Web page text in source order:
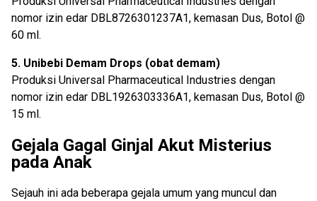
nomor izin edar DBL8726301237A1, kemasan Dus, Botol @
60 ml.
5. Unibebi Demam Drops (obat demam)
Produksi Universal Pharmaceutical Industries dengan
nomor izin edar DBL1926303336A1, kemasan Dus, Botol @
15 ml.
Gejala Gagal Ginjal Akut Misterius
pada Anak
Sejauh ini ada beberapa gejala umum yang muncul dan